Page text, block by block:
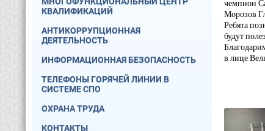
КВАЛИФИКАЦИЙ
АНТИКОРРУПЦИОННАЯ
ДЕЯТЕЛЬНОСТЬ
ИНФОРМАЦИОННАЯ БЕЗОПАСНОСТЬ
ТЕЛЕФОНЫ ГОРЯЧЕЙ ЛИНИИ В
СИСТЕМЕ СПО
ОХРАНА ТРУДА
КОНТАКТЫ
чемпион
Морозов
Ребята
будут
в лице